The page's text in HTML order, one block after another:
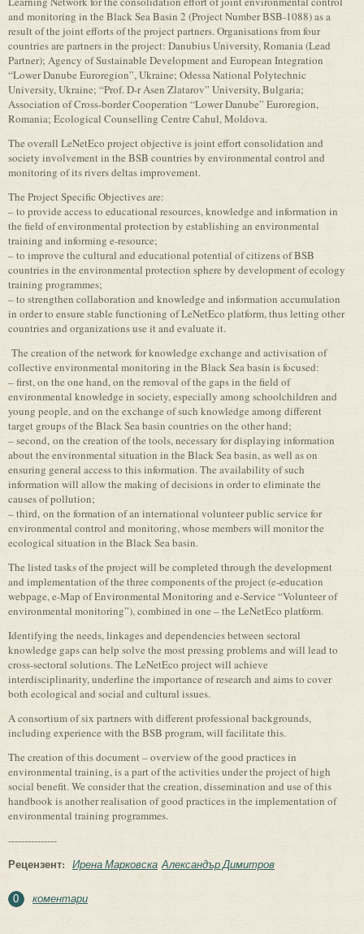
and monitoring in the Black Sea Basin 2 (Project Number BSB-1088) as a
result of the joint efforts of the project partners. Organisations from four
countries are partners in the project: Danubius University, Romania (Lead
Partner); Agency of Sustainable Development and European Integration
“Lower Danube Euroregion”, Ukraine; Odessa National Polytechnic
University, Ukraine; “Prof. D-r Asen Zlatarov” University, Bulgaria;
Association of Cross-border Cooperation “Lower Danube” Euroregion,
Romania; Ecological Counselling Centre Cahul, Moldova.
The overall LeNetEco project objective is joint effort consolidation and
society involvement in the BSB countries by environmental control and
monitoring of its rivers deltas improvement.
The Project Specific Objectives are:
– to provide access to educational resources, knowledge and information in
the field of environmental protection by establishing an environmental
training and informing e-resource;
– to improve the cultural and educational potential of citizens of BSB
countries in the environmental protection sphere by development of ecology
training programmes;
– to strengthen collaboration and knowledge and information accumulation
in order to ensure stable functioning of LeNetEco platform, thus letting other
countries and organizations use it and evaluate it.
The creation of the network for knowledge exchange and activisation of
collective environmental monitoring in the Black Sea basin is focused:
– first, on the one hand, on the removal of the gaps in the field of
environmental knowledge in society, especially among schoolchildren and
young people, and on the exchange of such knowledge among different
target groups of the Black Sea basin countries on the other hand;
– second, on the creation of the tools, necessary for displaying information
about the environmental situation in the Black Sea basin, as well as on
ensuring general access to this information. The availability of such
information will allow the making of decisions in order to eliminate the
causes of pollution;
– third, on the formation of an international volunteer public service for
environmental control and monitoring, whose members will monitor the
ecological situation in the Black Sea basin.
The listed tasks of the project will be completed through the development
and implementation of the three components of the project (e-education
webpage, e-Map of Environmental Monitoring and e-Service “Volunteer of
environmental monitoring”), combined in one – the LeNetEco platform.
Identifying the needs, linkages and dependencies between sectoral
knowledge gaps can help solve the most pressing problems and will lead to
cross-sectoral solutions. The LeNetEco project will achieve
interdisciplinarity, underline the importance of research and aims to cover
both ecological and social and cultural issues.
A consortium of six partners with different professional backgrounds,
including experience with the BSB program, will facilitate this.
The creation of this document – overview of the good practices in
environmental training, is a part of the activities under the project of high
social benefit. We consider that the creation, dissemination and use of this
handbook is another realisation of good practices in the implementation of
environmental training programmes.
---------------
Рецензент: Ирена Марковска Александър Димитров
0 коментари